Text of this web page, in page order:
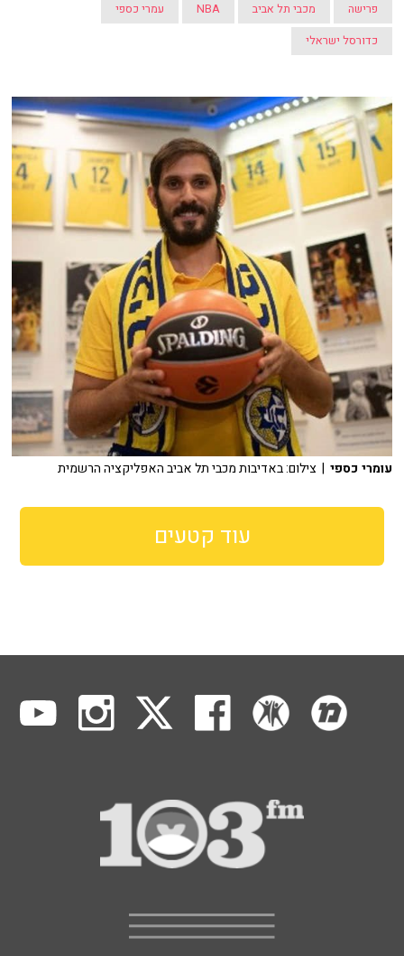
פרישה מכבי תל אביב NBA
עמרי כספי
כדורסל ישראלי
עומרי כספי | צילום: באדיבות מכבי תל אביב האפליקציה הרשמית
עוד קטעים